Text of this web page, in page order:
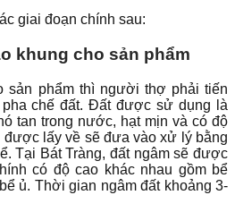
giai đoạn chính sau:
khung cho sản phẩm
sản phẩm thì người thợ phải tiến
chế đất. Đất được sử dụng là
tan trong nước, hạt mịn và có độ
lấy về sẽ đưa vào xử lý bằng
Tại Bát Tràng, đất ngâm sẽ được
có độ cao khác nhau gồm bể
ủ. Thời gian ngâm đất khoảng 3-